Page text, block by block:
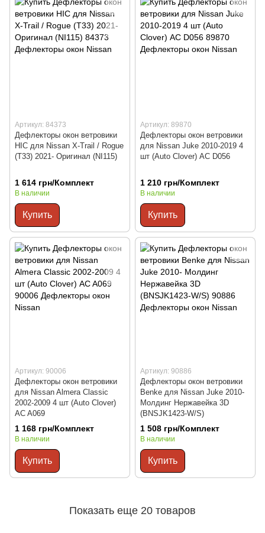
Артикул: 84373
Дефлекторы окон ветровики
HIC для Nissan X-Trail / Rogue
(T33) 2021- Оригинал (NI115)
1 614 грн/Комплект
В наличии
Купить
Артикул: 89870
Дефлекторы окон ветровики
для Nissan Juke 2010-2019 4
шт (Auto Clover) AC D056
1 210 грн/Комплект
В наличии
Купить
Артикул: 90006
Дефлекторы окон ветровики
для Nissan Almera Classic
2002-2009 4 шт (Auto Clover)
AC A069
1 168 грн/Комплект
В наличии
Купить
Артикул: 90886
Дефлекторы окон ветровики
Benke для Nissan Juke 2010-
Молдинг Нержавейка 3D
(BNSJK1423-W/S)
1 508 грн/Комплект
В наличии
Купить
Показать еще 20 товаров